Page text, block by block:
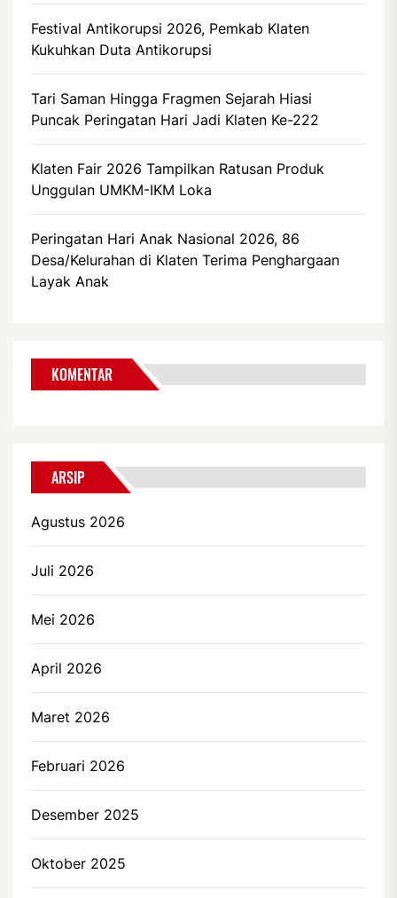
Festival Antikorupsi 2026, Pemkab Klaten
Kukuhkan Duta Antikorupsi
Tari Saman Hingga Fragmen Sejarah Hiasi
Puncak Peringatan Hari Jadi Klaten Ke-222
Klaten Fair 2026 Tampilkan Ratusan Produk
Unggulan UMKM-IKM Loka
Peringatan Hari Anak Nasional 2026, 86
Desa/Kelurahan di Klaten Terima Penghargaan
Layak Anak
KOMENTAR
ARSIP
Agustus 2026
Juli 2026
Mei 2026
April 2026
Maret 2026
Februari 2026
Desember 2025
Oktober 2025